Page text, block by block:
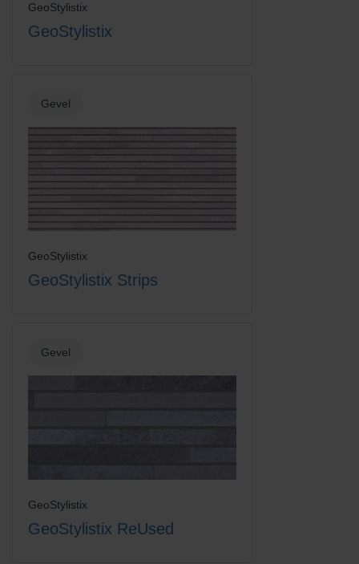
GeoStylistix
GeoStylistix
Gevel
GeoStylistix
GeoStylistix Strips
Gevel
GeoStylistix
GeoStylistix ReUsed